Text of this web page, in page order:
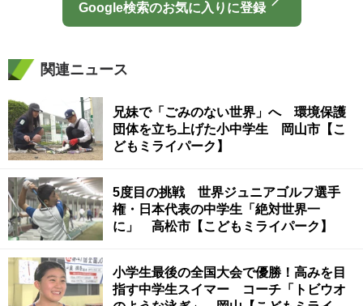
Google検索のお気に入りに登録
関連ニュース
兄妹で「ごみのない世界」へ 環境保護
団体を立ち上げた小中学生 岡山市【こ
どもミライパーク】
5度目の挑戦 世界ジュニアゴルフ選手
権・日本代表の中学生「絶対世界一
に」 高松市【こどもミライパーク】
小学生最後の全国大会で優勝！高みを目
指す中学生スイマー コーチ「トビウオ